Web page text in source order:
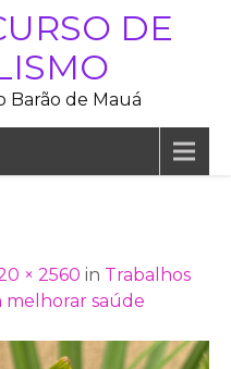
DE
Barão de Mauá
× 2560 in Trabalhos
melhorar saúde